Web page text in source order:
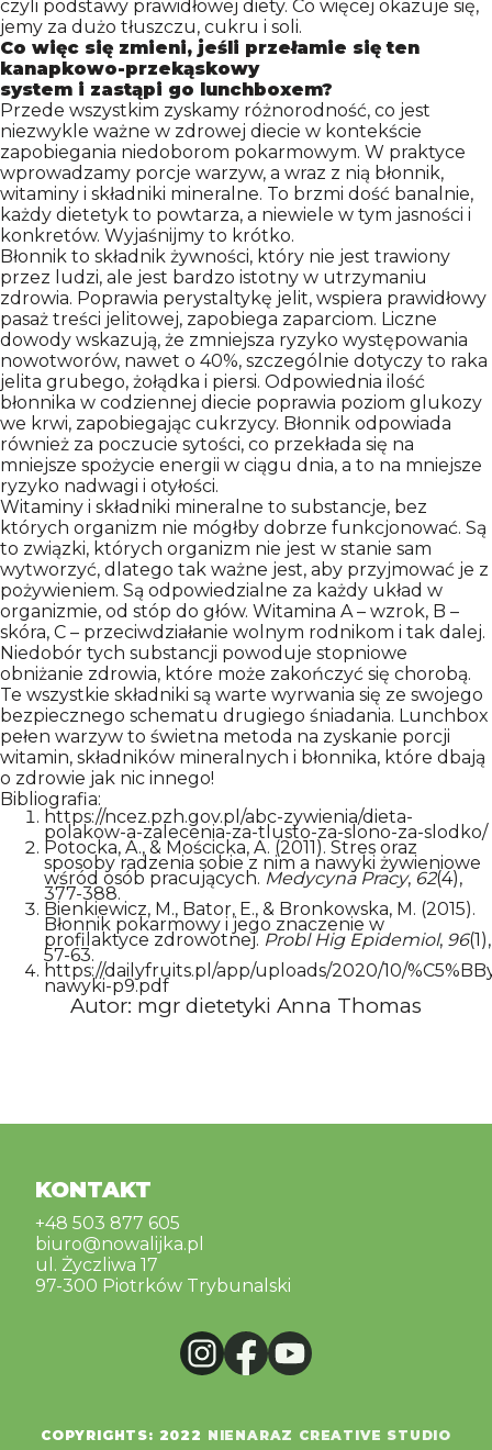
czyli podstawy prawidłowej diety. Co więcej okazuje się,
jemy za dużo tłuszczu, cukru i soli.
Co więc się zmieni, jeśli przełamie się ten
kanapkowo-przekąskowy
system i zastąpi go lunchboxem?
Przede wszystkim zyskamy różnorodność, co jest
niezwykle ważne w zdrowej diecie w kontekście
zapobiegania niedoborom pokarmowym. W praktyce
wprowadzamy porcje warzyw, a wraz z nią błonnik,
witaminy i składniki mineralne. To brzmi dość banalnie,
każdy dietetyk to powtarza, a niewiele w tym jasności i
konkretów. Wyjaśnijmy to krótko.
Błonnik to składnik żywności, który nie jest trawiony
przez ludzi, ale jest bardzo istotny w utrzymaniu
zdrowia. Poprawia perystaltykę jelit, wspiera prawidłowy
pasaż treści jelitowej, zapobiega zaparciom. Liczne
dowody wskazują, że zmniejsza ryzyko występowania
nowotworów, nawet o 40%, szczególnie dotyczy to raka
jelita grubego, żołądka i piersi. Odpowiednia ilość
błonnika w codziennej diecie poprawia poziom glukozy
we krwi, zapobiegając cukrzycy. Błonnik odpowiada
również za poczucie sytości, co przekłada się na
mniejsze spożycie energii w ciągu dnia, a to na mniejsze
ryzyko nadwagi i otyłości.
Witaminy i składniki mineralne to substancje, bez
których organizm nie mógłby dobrze funkcjonować. Są
to związki, których organizm nie jest w stanie sam
wytworzyć, dlatego tak ważne jest, aby przyjmować je z
pożywieniem. Są odpowiedzialne za każdy układ w
organizmie, od stóp do głów. Witamina A – wzrok, B –
skóra, C – przeciwdziałanie wolnym rodnikom i tak dalej.
Niedobór tych substancji powoduje stopniowe
obniżanie zdrowia, które może zakończyć się chorobą.
Te wszystkie składniki są warte wyrwania się ze swojego
bezpiecznego schematu drugiego śniadania. Lunchbox
pełen warzyw to świetna metoda na zyskanie porcji
witamin, składników mineralnych i błonnika, które dbają
o zdrowie jak nic innego!
Bibliografia:
https://ncez.pzh.gov.pl/abc-zywienia/dieta-
polakow-a-zalecenia-za-tlusto-za-slono-za-slodko/
Potocka, A., & Mościcka, A. (2011). Stres oraz
sposoby radzenia sobie z nim a nawyki żywieniowe
wśród osób pracujących. Medycyna Pracy, 62(4),
377-388.
Bienkiewicz, M., Bator, E., & Bronkowska, M. (2015).
Błonnik pokarmowy i jego znaczenie w
profilaktyce zdrowotnej. Probl Hig Epidemiol, 96(1),
57-63.
https://dailyfruits.pl/app/uploads/2020/10/
nawyki-p9.pdf
Autor: mgr dietetyki Anna Thomas
COPYRIGHTS: 2022 NIENARAZ CREATIVE STUDIO
KONTAKT
+48 503 877 605
biuro@nowalijka.pl
ul. Życzliwa 17
97-300 Piotrków Trybunalski